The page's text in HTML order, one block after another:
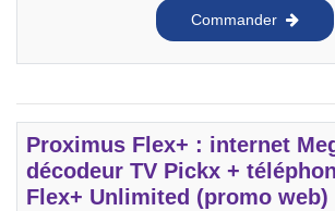
Commander
Proximus Flex+ : internet
décodeur TV Pickx +
Flex+ Unlimited (promo web)